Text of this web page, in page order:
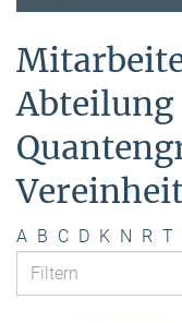
Abteilung
A B C D K N R T